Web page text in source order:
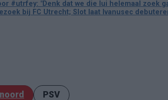
#utrfey: "Denk dat we die lui helemaal zoek
bij FC Utrecht; Slot laat Ivanusec
PSV